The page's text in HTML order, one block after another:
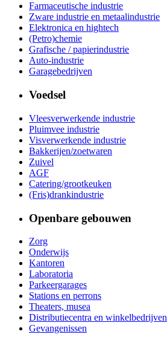
Farmaceutische industrie
Zware industrie en metaalindustrie
Elektronica en hightech
(Petro)chemie
Grafische / papierindustrie
Auto-industrie
Garagebedrijven
Voedsel
Vleesverwerkende industrie
Pluimvee industrie
Visverwerkende industrie
Bakkerijen/zoetwaren
Zuivel
AGF
Catering/grootkeuken
(Fris)drankindustrie
Openbare gebouwen
Zorg
Onderwijs
Kantoren
Laboratoria
Parkeergarages
Stations en perrons
Theaters, musea
Distributiecentra en winkelbedrijven
Gevangenissen